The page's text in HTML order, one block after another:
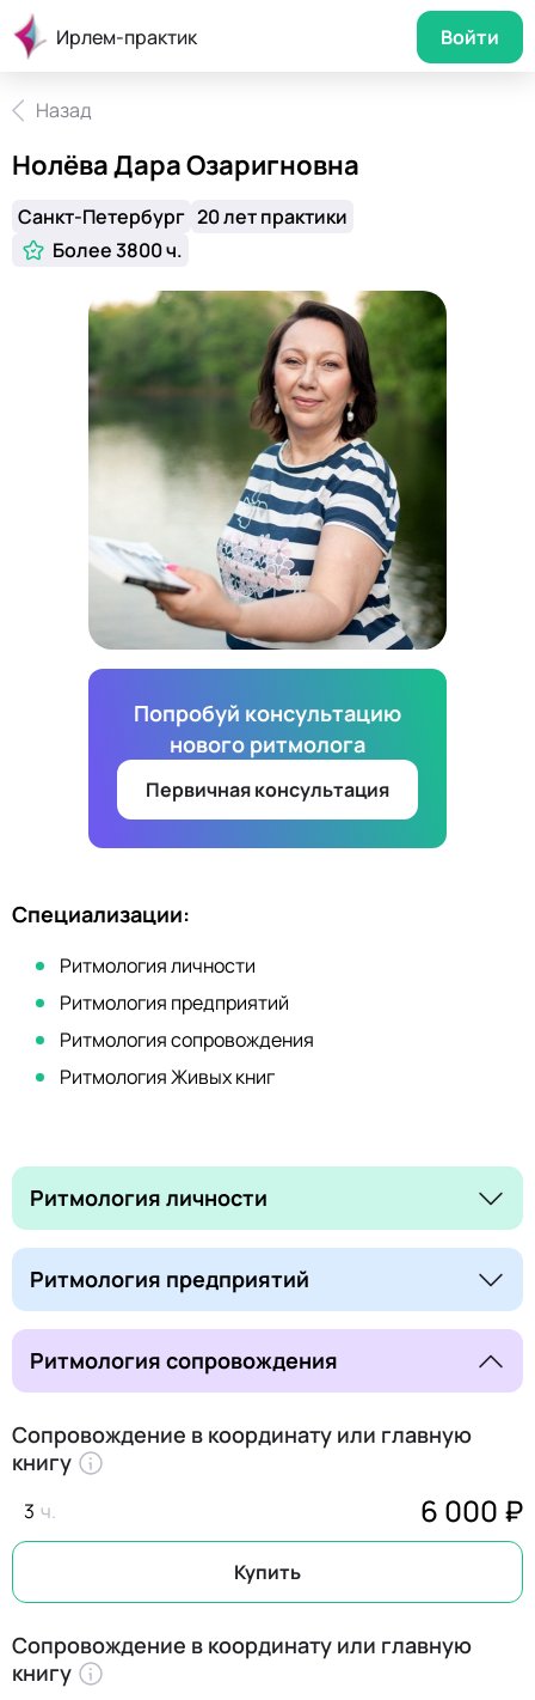
Ирлем-практик Войти
Назад
Попробуй консультацию
нового ритмолога
Первичная консультация
Нолёва Дара Озаригновна
Санкт-Петербург 20 лет практики
Более 3800 ч.
Специализации:
Ритмология личности
Ритмология предприятий
Ритмология сопровождения
Ритмология Живых книг
Ритмология личности
Ритмология предприятий
Ритмология сопровождения
Сопровождение в координату или главную
книгу
3 6 000 ₽
Купить
Сопровождение в координату или главную
книгу